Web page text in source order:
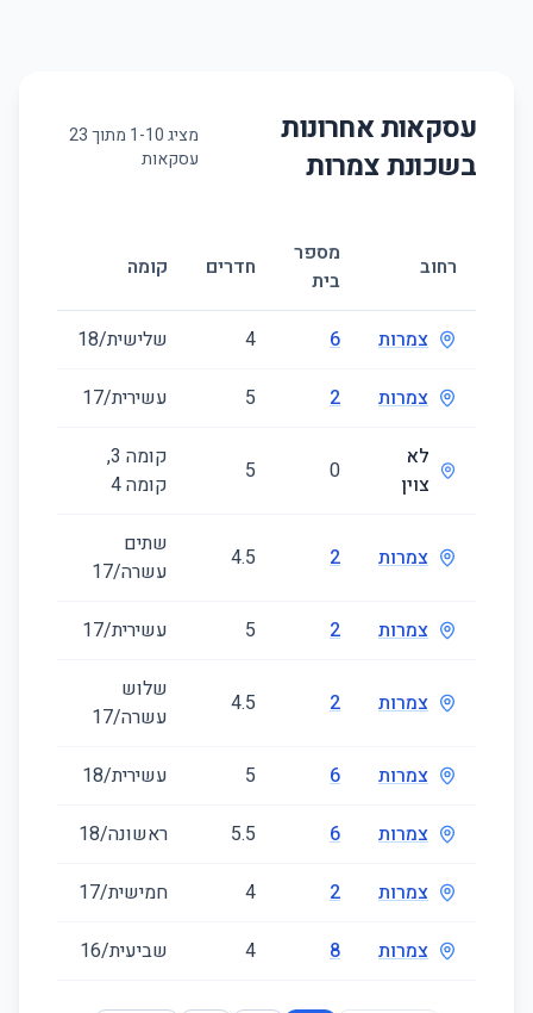
עסקאות אחרונות
בשכונתצמרות
מציג 1-10 מתוך23
עסקאות
רחוב
מספר
בית
חדרים קומה
צמרות 6
4 שלישית/18
צמרות 2
5 עשירית/17
לא
צוין
0
5
קומה ‎3‏,
קומה ‎4‏
צמרות 2
4.5
שתים
עשרה/17
צמרות 2
5 עשירית/17
צמרות 2
4.5
שלוש
עשרה/17
צמרות 6
5 עשירית/18
צמרות 6
5.5 ראשונה/18
צמרות 2
4 חמישית/17
צמרות 8
4 שביעית/16